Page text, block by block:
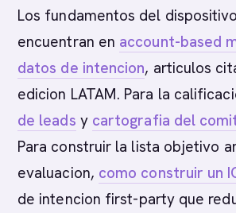
Los fundamentos del
encuentran en account-based
datos de intencion, articulos
edicion LATAM. Para la
de leads y cartografia del
Para construir la lista objetivo
evaluacion, como construir un
de intencion first-party que